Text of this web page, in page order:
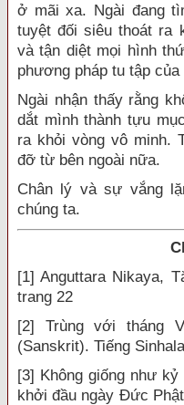
ở mãi xa. Ngài đang
tuyệt đối siêu thoát ra
và tận diệt mọi hình
phương pháp tu tập
Ngài nhận thấy rằng
dắt mình thành tựu
ra khỏi vòng vô minh.
đỡ từ bên ngoài nữa.
Chân lý và sự vắng
chúng ta.
[1] Anguttara Nikaya,
trang 22
[2] Trùng với tháng
(Sanskrit). Tiếng
[3] Không giống như
khởi đầu ngày Đức